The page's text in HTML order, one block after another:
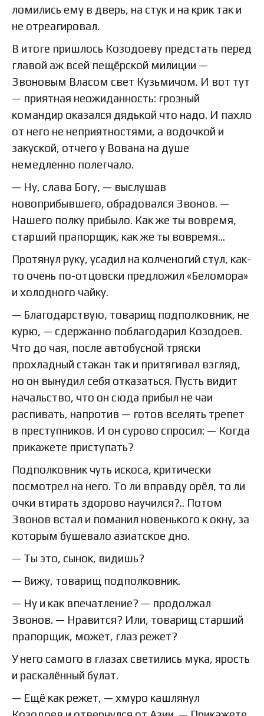
ломились ему в дверь, на стук и на крик так и
не отреагировал.
В итоге пришлось Козодоеву предстать перед
главой аж всей пещёрской милиции —
Звоновым Власом свет Кузьмичом. И вот тут
— приятная неожиданность: грозный
командир оказался дядькой что надо. И пахло
от него не неприятностями, а водочкой и
закуской, отчего у Вована на душе
немедленно полегчало.
— Ну, слава Богу, — выслушав
новоприбывшего, обрадовался Звонов. —
Нашего полку прибыло. Как же ты вовремя,
старший прапорщик, как же ты вовремя…
Протянул руку, усадил на колченогий стул, как-
то очень по-отцовски предложил «Беломора»
и холодного чайку.
— Благодарствую, товарищ подполковник, не
курю, — сдержанно поблагодарил Козодоев.
Что до чая, после автобусной тряски
прохладный стакан так и притягивал взгляд,
но он вынудил себя отказаться. Пусть видит
начальство, что он сюда прибыл не чаи
распивать, напротив — готов вселять трепет
в преступников. И он сурово спросил: — Когда
прикажете приступать?
Подполковник чуть искоса, критически
посмотрел на него. То ли вправду орёл, то ли
очки втирать здорово научился?.. Потом
Звонов встал и поманил новенького к окну, за
которым бушевало азиатское дно.
— Ты это, сынок, видишь?
— Вижу, товарищ подполковник.
— Ну и как впечатление? — продолжал
Звонов. — Нравится? Или, товарищ старший
прапорщик, может, глаз режет?
У него самого в глазах светились мука, ярость
и раскалённый булат.
— Ещё как режет, — хмуро кашлянул